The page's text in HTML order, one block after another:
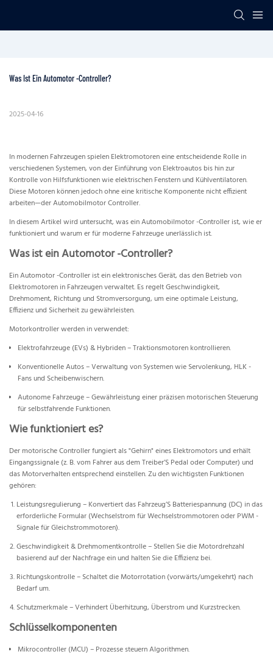
Was Ist Ein Automotor -Controller?
2025-04-16
In modernen Fahrzeugen spielen Elektromotoren eine entscheidende Rolle in
verschiedenen Systemen, von der Einführung von Elektroautos bis hin zur
Kontrolle von Hilfsfunktionen wie elektrischen Fenstern und Kühlventilatoren.
Diese Motoren können jedoch ohne eine kritische Komponente nicht effizient
arbeiten—der Automobilmotor Controller.
In diesem Artikel wird untersucht, was ein Automobilmotor -Controller ist, wie er
funktioniert und warum er für moderne Fahrzeuge unerlässlich ist.
Was ist ein Automotor -Controller?
Ein Automotor -Controller ist ein elektronisches Gerät, das den Betrieb von
Elektromotoren in Fahrzeugen verwaltet. Es regelt Geschwindigkeit,
Drehmoment, Richtung und Stromversorgung, um eine optimale Leistung,
Effizienz und Sicherheit zu gewährleisten.
Motorkontroller werden in verwendet:
Elektrofahrzeuge (EVs) & Hybriden – Traktionsmotoren kontrollieren.
Konventionelle Autos – Verwaltung von Systemen wie Servolenkung, HLK -
Fans und Scheibenwischern.
Autonome Fahrzeuge – Gewährleistung einer präzisen motorischen Steuerung
für selbstfahrende Funktionen.
Wie funktioniert es?
Der motorische Controller fungiert als "Gehirn" eines Elektromotors und erhält
Eingangssignale (z. B. vom Fahrer aus dem Treiber’S Pedal oder Computer) und
das Motorverhalten entsprechend einstellen. Zu den wichtigsten Funktionen
gehören:
Leistungsregulierung – Konvertiert das Fahrzeug’S Batteriespannung (DC) in das
erforderliche Formular (Wechselstrom für Wechselstrommotoren oder PWM -
Signale für Gleichstrommotoren).
Geschwindigkeit & Drehmomentkontrolle – Stellen Sie die Motordrehzahl
basierend auf der Nachfrage ein und halten Sie die Effizienz bei.
Richtungskontrolle – Schaltet die Motorrotation (vorwärts/umgekehrt) nach
Bedarf um.
Schutzmerkmale – Verhindert Überhitzung, Überstrom und Kurzstrecken.
Schlüsselkomponenten
Mikrocontroller (MCU) – Prozesse steuern Algorithmen.